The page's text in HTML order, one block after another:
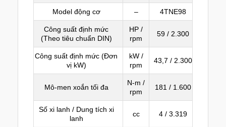
Model động cơ – 4TNE98
Công suất định mức
(Theo tiêu chuẩn DIN)
HP /
rpm
59 / 2.300
Công suất định mức (Đơn
vị kW)
kW /
rpm
43,7 / 2.300
Mô-men xoắn tối đa
N-m /
rpm
181 / 1.600
Số xi lanh / Dung tích xi
lanh
cc 4 / 3.319